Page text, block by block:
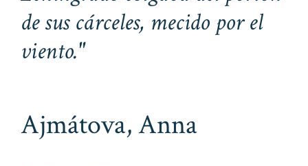
de sus cárceles, mecido por el
viento."
Ajmátova, Anna